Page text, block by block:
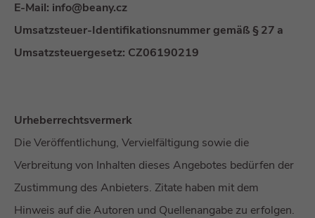
E-Mail: info@beany.cz
Umsatzsteuer-Identifikationsnummer gemäß § 27 a
Umsatzsteuergesetz: CZ06190219
Urheberrechtsvermerk
Die Veröffentlichung, Vervielfältigung sowie die
Verbreitung von Inhalten dieses Angebotes bedürfen der
Zustimmung des Anbieters. Zitate haben mit dem
Hinweis auf die Autoren und Quellenangabe zu erfolgen.